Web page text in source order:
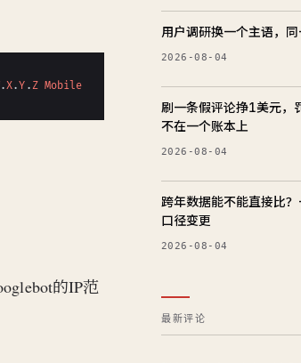
.X.Y .Z Mobile /537.36 (compatible;
的IP范
用户调研换一个主语，
2026-08-04
刷一条假评论挣1美元
不在一个账本上
2026-08-04
跨年数据能不能直接比
口径变更
2026-08-04
最新评论